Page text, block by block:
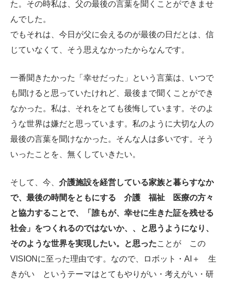
た。その時私は、父の最後の言葉を聞くことができませ
んでした。
でもそれは、今日が父に会えるのが最後の日だとは、信
じていなくて、そう思えなかったからなんです。
一番聞きたかった「幸せだった」という言葉は、いつで
も聞けると思っていたけれど、最後まで聞くことができ
なかった。私は、それをとても後悔しています。そのよ
うな世界は嫌だと思っています。私のように大切な人の
最後の言葉を聞けなかった。そんな人は多いです。そう
いったことを、無くしていきたい。
そして、今、 介護施設を経営している家族と暮らすなか
で、最後の時間をともにする 介護 福祉 医療の方々
と協力することで、「誰もが、幸せに生きた証を残せる
社会」をつくれるのではないか、、と思うようになり、
そのような世界を実現したい。と思ったことが この
VISIONに至った理由です。なので、ロボット・AI＋ 生
きがい というテーマはとてもやりがい・考えがい・研